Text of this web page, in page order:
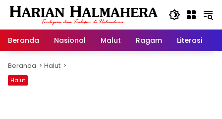
Langsung
Beranda
Nasional Malut Ragam Literasi
Beranda Halut
Halut